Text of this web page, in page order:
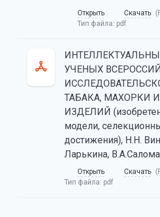
Открыть Скачать
Тип файла: pdf
УЧЕНЫХ
ТАБАКА, МАХОРКИ
ИЗДЕЛИЙ
модели,
достижения), Н.Н.
Ларькина,
Открыть Скачать
Тип файла: pdf